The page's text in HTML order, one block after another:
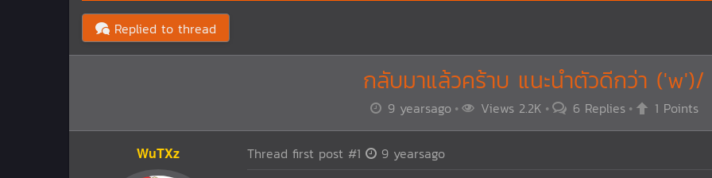
Replied to thread
กลับมาแล้วคร้าบ แนะนำตัวดีกว่า ('w')/
9 yearsago Views 2.2K 6 Replies 1 Points
WuTXz Thread first post #1 9 yearsago